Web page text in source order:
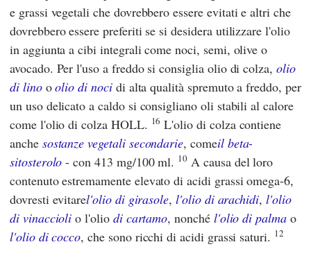
e grassi vegetali che dovrebbero essere evitati e altri che
dovrebbero essere preferiti se si desidera utilizzare l'olio
in aggiunta a cibi integrali come noci, semi, olive o
avocado. Per l'uso a freddo si consiglia olio di colza, olio
di linooolio di nocidi alta qualità spremuto a freddo, per
un uso delicato a caldo si consigliano oli stabili al calore
come l'olio di colza HOLL. 16 L'olio di colza contiene
anche sostanze vegetali secondarie, comeil beta-
sitosterolo - con 413 mg/100 ml. 10 A causa del loro
contenuto estremamente elevato di acidi grassi omega-6,
dovresti evitarel'olio di girasole,l'olio di arachidi,l'olio
di vinaccioli o l'olio di cartamo, nonché l'olio di palmao
l'olio di cocco, che sono ricchi di acidi grassi saturi. 12